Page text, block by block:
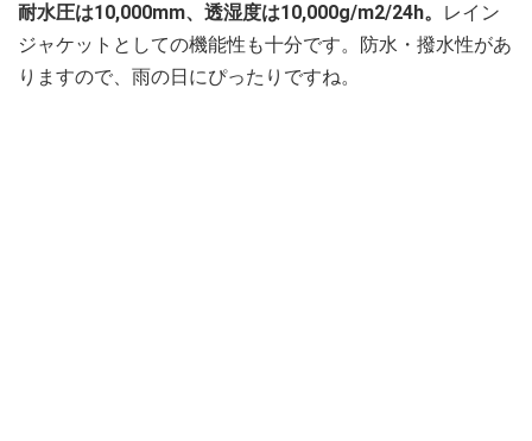
耐水圧は10,000mm、透湿度は10,000g/m2/24h。
レイン
ジャケットとしての機能性も十分です。防水・撥水性があ
りますので、雨の日にぴったりですね。